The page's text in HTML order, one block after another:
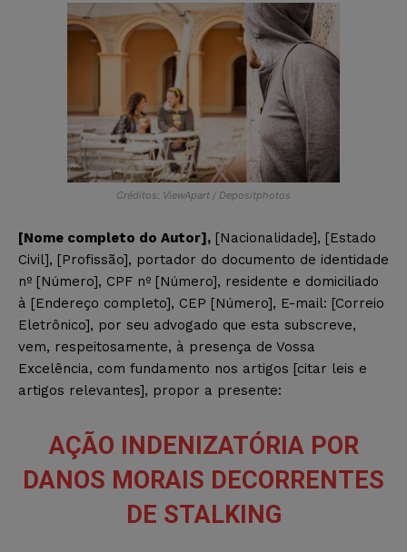
Créditos: ViewApart / Depositphotos
[Nome completo do Autor], [Nacionalidade], [Estado
Civil], [Profissão], portador do documento de identidade
nº [Número], CPF nº [Número], residente e domiciliado
à [Endereço completo], CEP [Número], E-mail: [Correio
Eletrônico], por seu advogado que esta subscreve,
vem, respeitosamente, à presença de Vossa
Excelência, com fundamento nos artigos [citar leis e
artigos relevantes], propor a presente:
AÇÃO INDENIZATÓRIA POR
DANOS MORAIS DECORRENTES
DE STALKING